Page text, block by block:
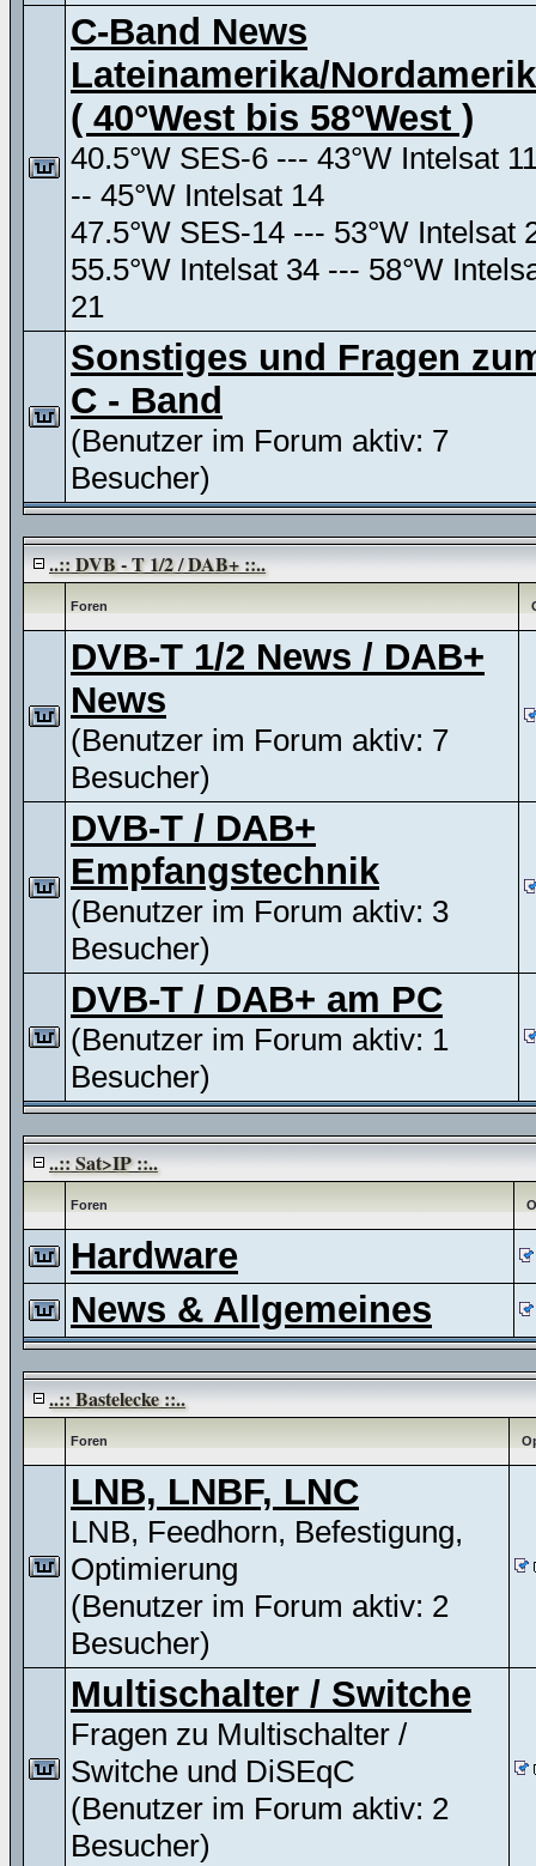
C-Band News
Lateinamerika/
( 40°West bis 58°West )
40.5°W SES-6 --- 43°W Intelsat
-- 45°W Intelsat 14
47.5°W SES-14 --- 53°W Intelsat
55.5°W Intelsat 34 --- 58°W
21
Sonstiges und Fragen
C - Band
(Benutzer im Forum aktiv: 7
Besucher)
..:: DVB - T 1/2 / DAB+ ::..
Foren
DVB-T 1/2 News / DAB+
News
(Benutzer im Forum aktiv: 7
Besucher)
DVB-T / DAB+
Empfangstechnik
(Benutzer im Forum aktiv: 3
Besucher)
DVB-T / DAB+ am PC
(Benutzer im Forum aktiv: 1
Besucher)
..:: Sat>IP ::..
Foren
Hardware
News & Allgemeines
..:: Bastelecke ::..
Foren
LNB, LNBF, LNC
LNB, Feedhorn, Befestigung,
Optimierung
(Benutzer im Forum aktiv: 2
Besucher)
Multischalter / Switche
Fragen zu Multischalter /
Switche und DiSEqC
(Benutzer im Forum aktiv: 2
Besucher)